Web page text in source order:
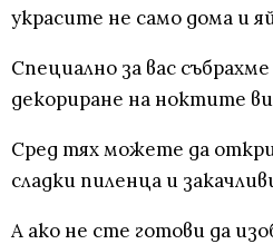
украсите не само дома и
Специално за вас
декориране на ноктите
Сред тях можете да
сладки пиленца и
А ако не сте готови да